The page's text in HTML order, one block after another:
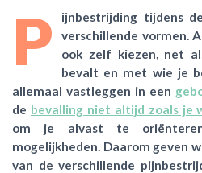
P
ijnbestrijding tijdens
verschillende vormen.
ook zelf kiezen, net
bevalt en met wie je
allemaal vastleggen in een
de bevalling niet altijd zoals je
om je alvast te
mogelijkheden. Daarom geven
van de verschillende